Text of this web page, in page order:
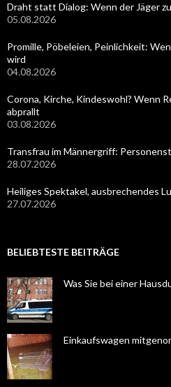
Draht statt Dialog: Wenn der Jäger
05.08.2026
Promille, Pöbeleien, Peinlichkeit:
wird
04.08.2026
Corona, Kirche, Kindeswohl? Wenn
abprallt
03.08.2026
Transfrau im Männergriff:
28.07.2026
Heiliges Spektakel, ausbrechendes
27.07.2026
BELIEBTESTE BEITRÄGE
Was Sie bei einer
Einkaufswagen